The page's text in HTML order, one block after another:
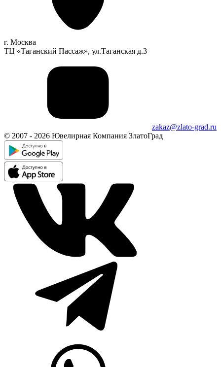
г. Москва
ТЦ «Таганский Пассаж», ул.Таганская д.3
zakaz@zlato-grad.ru
© 2007 - 2026 Ювелирная Компания ЗлатоГрад